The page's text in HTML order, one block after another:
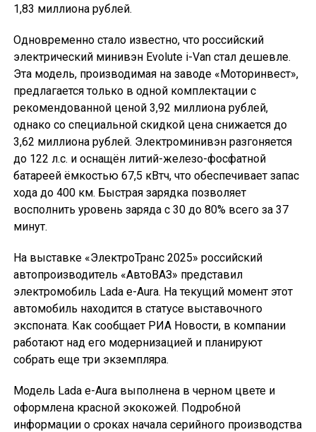
1,83 миллиона рублей.
Одновременно стало известно, что российский
электрический минивэн Evolute i-Van стал дешевле.
Эта модель, производимая на заводе «Моторинвест»,
предлагается только в одной комплектации с
рекомендованной ценой 3,92 миллиона рублей,
однако со специальной скидкой цена снижается до
3,62 миллиона рублей. Электроминивэн разгоняется
до 122 л.с. и оснащён литий-железо-фосфатной
батареей ёмкостью 67,5 кВтч, что обеспечивает запас
хода до 400 км. Быстрая зарядка позволяет
восполнить уровень заряда с 30 до 80% всего за 37
минут.
На выставке «ЭлектроТранс 2025» российский
автопроизводитель «АвтоВАЗ» представил
электромобиль Lada e-Aura. На текущий момент этот
автомобиль находится в статусе выставочного
экспоната. Как сообщает РИА Новости, в компании
работают над его модернизацией и планируют
собрать еще три экземпляра.
Модель Lada e-Aura выполнена в черном цвете и
оформлена красной экокожей. Подробной
информации о сроках начала серийного производства